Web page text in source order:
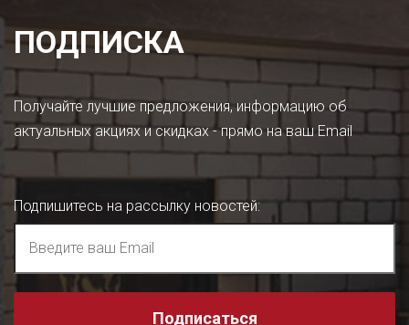
ПОДПИСКА
Получайте лучшие предложения, информацию об
актуальных акциях и скидках - прямо на ваш Email
Подпишитесь на рассылку новостей:
Подписаться